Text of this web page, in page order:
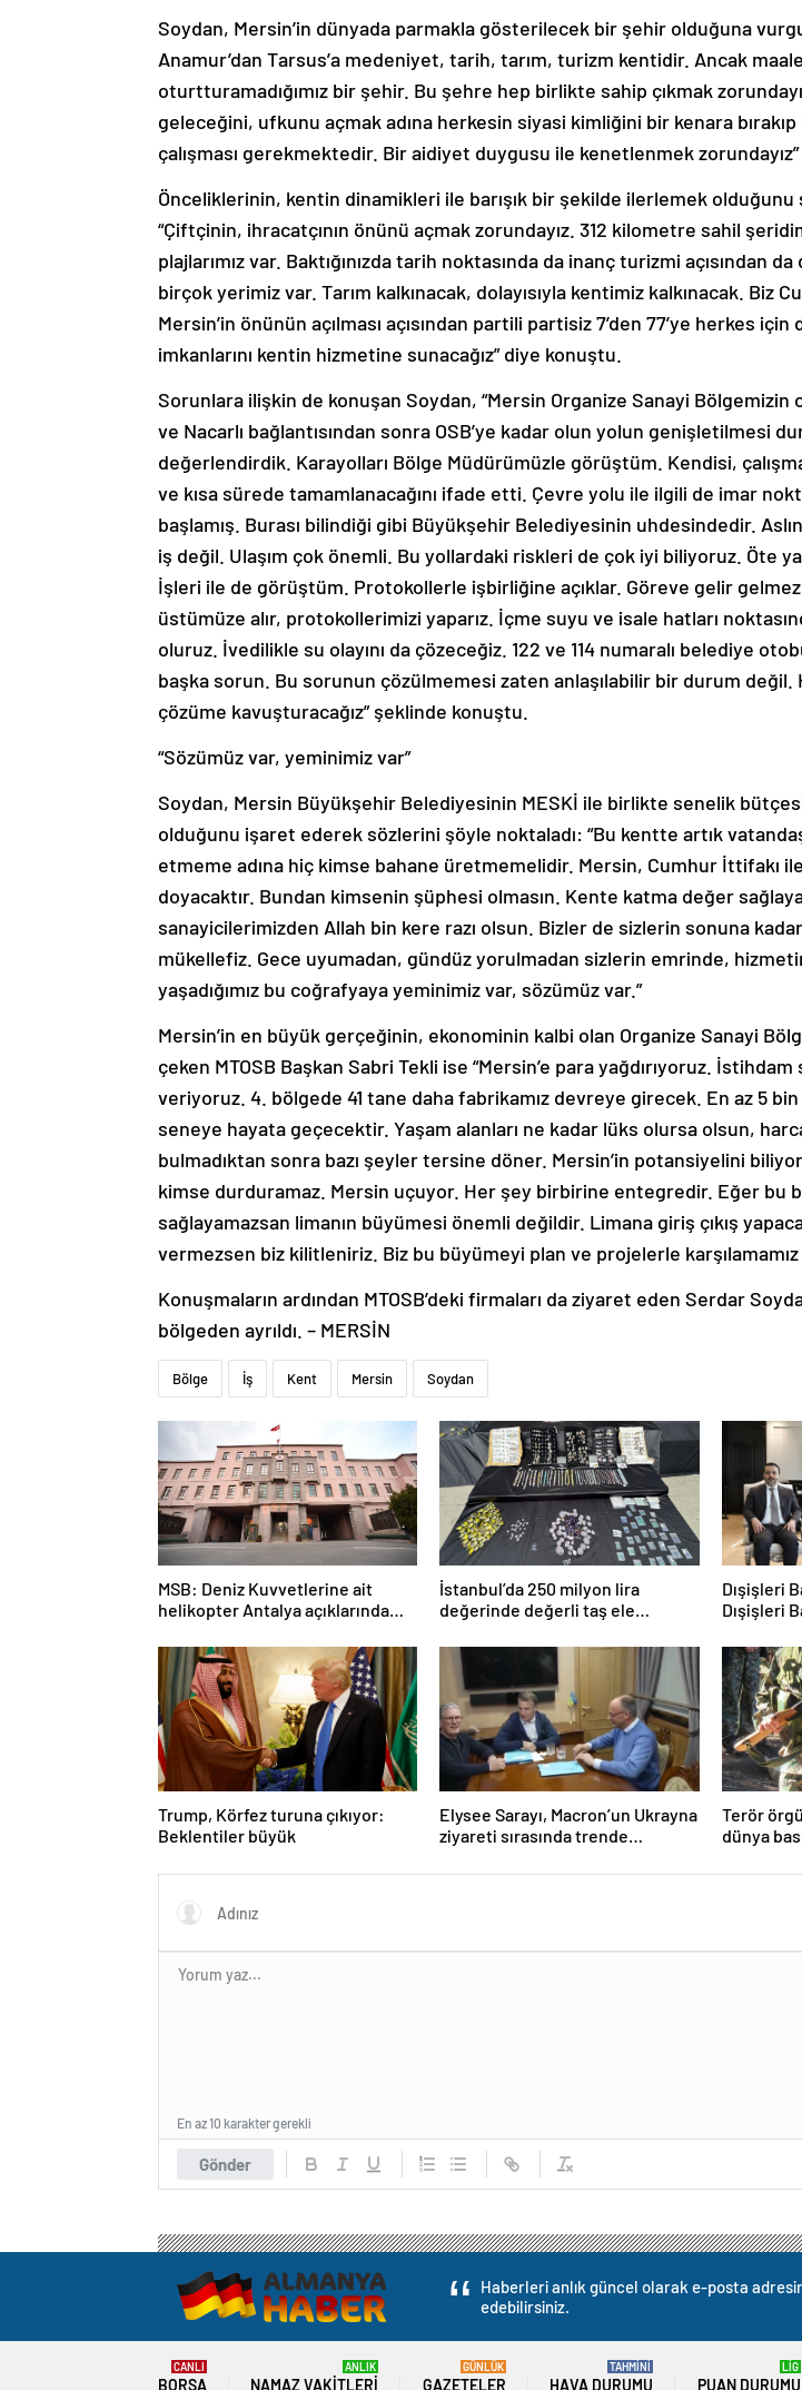
Soydan, Mersin’in dünyada parmakla gösterilecek bir şehir olduğuna
Anamur’dan Tarsus’a medeniyet, tarih, tarım, turizm kentidir. Ancak
oturtturamadığımız bir şehir. Bu şehre hep birlikte sahip çıkmak
geleceğini, ufkunu açmak adına herkesin siyasi kimliğini bir kenara
çalışması gerekmektedir. Bir aidiyet duygusu ile kenetlenmek
Önceliklerinin, kentin dinamikleri ile barışık bir şekilde ilerlemek olduğunu
“Çiftçinin, ihracatçının önünü açmak zorundayız. 312 kilometre sahil
plajlarımız var. Baktığınızda tarih noktasında da inanç turizmi açısından
birçok yerimiz var. Tarım kalkınacak, dolayısıyla kentimiz kalkınacak. Biz
Mersin’in önünün açılması açısından partili partisiz 7’den 77’ye herkes
imkanlarını kentin hizmetine sunacağız” diye konuştu.
Sorunlara ilişkin de konuşan Soydan, “Mersin Organize Sanayi Bölgemizin
ve Nacarlı bağlantısından sonra OSB’ye kadar olun yolun genişletilmesi
değerlendirdik. Karayolları Bölge Müdürümüzle görüştüm. Kendisi,
ve kısa sürede tamamlanacağını ifade etti. Çevre yolu ile ilgili de imar
başlamış. Burası bilindiği gibi Büyükşehir Belediyesinin uhdesindedir.
iş değil. Ulaşım çok önemli. Bu yollardaki riskleri de çok iyi biliyoruz. Öte
İşleri ile de görüştüm. Protokollerle işbirliğine açıklar. Göreve gelir
üstümüze alır, protokollerimizi yaparız. İçme suyu ve isale hatları
oluruz. İvedilikle su olayını da çözeceğiz. 122 ve 114 numaralı belediye
başka sorun. Bu sorunun çözülmemesi zaten anlaşılabilir bir durum
çözüme kavuşturacağız” şeklinde konuştu.
“Sözümüz var, yeminimiz var”
Soydan, Mersin Büyükşehir Belediyesinin MESKİ ile birlikte senelik
olduğunu işaret ederek sözlerini şöyle noktaladı: “Bu kentte artık
etmeme adına hiç kimse bahane üretmemelidir. Mersin, Cumhur İttifakı
doyacaktır. Bundan kimsenin şüphesi olmasın. Kente katma değer
sanayicilerimizden Allah bin kere razı olsun. Bizler de sizlerin sonuna kadar
mükellefiz. Gece uyumadan, gündüz yorulmadan sizlerin emrinde,
yaşadığımız bu coğrafyaya yeminimiz var, sözümüz var.”
Mersin’in en büyük gerçeğinin, ekonominin kalbi olan Organize Sanayi
çeken MTOSB Başkan Sabri Tekli ise “Mersin’e para yağdırıyoruz. İstihdam
veriyoruz. 4. bölgede 41 tane daha fabrikamız devreye girecek. En az 5
seneye hayata geçecektir. Yaşam alanları ne kadar lüks olursa olsun,
bulmadıktan sonra bazı şeyler tersine döner. Mersin’in potansiyelini
kimse durduramaz. Mersin uçuyor. Her şey birbirine entegredir. Eğer bu
sağlayamazsan limanın büyümesi önemli değildir. Limana giriş çıkış
vermezsen biz kilitleniriz. Biz bu büyümeyi plan ve projelerle karşılamamız
Konuşmaların ardından MTOSB’deki firmaları da ziyaret eden Serdar
bölgeden ayrıldı. – MERSİN
Bölge İş Kent Mersin Soydan
MSB: Deniz Kuvvetlerine ait
helikopter Antalya açıklarında
İstanbul’da 250 milyon lira
değerinde değerli taş ele
Dışişleri
Dışişleri
Trump, Körfez turuna çıkıyor:
Beklentiler büyük
Elysee Sarayı, Macron’un Ukrayna
ziyareti sırasında trende
yalanladı
Terör
dünya
Gönder
En az 10 karakter gerekli
Haberleri anlık güncel olarak e-posta
edebilirsiniz.
BORSA
CANLI
NAMAZ VAKITLERI
ANLIK
GAZETELER
GÜNLÜK
HAVA DURUMU
TAHMİNİ
PUAN DURUMU
LİG